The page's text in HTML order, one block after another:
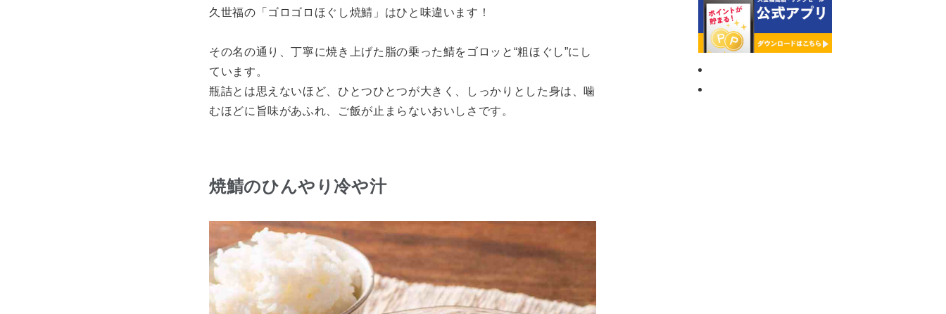
久世福の「ゴロゴロほぐし焼鯖」はひと味違います！
その名の通り、丁寧に焼き上げた脂の乗った鯖をゴロッと“粗ほぐし”にし
ています。
瓶詰とは思えないほど、ひとつひとつが大きく、しっかりとした身は、噛
むほどに旨味があふれ、ご飯が止まらないおいしさです。
焼鯖のひんやり冷や汁